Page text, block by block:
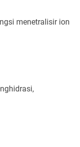
menetralisir ion